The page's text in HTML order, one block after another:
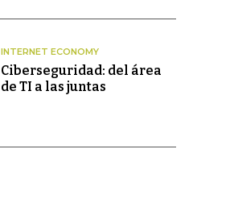
INTERNET ECONOMY
Ciberseguridad: del área
de TI a las juntas